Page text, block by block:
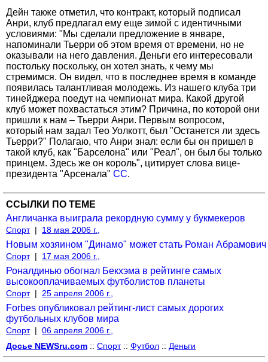
Дейн также отметил, что контракт, который подписал
Анри, клуб предлагал ему еще зимой с идентичными
условиями: "Мы сделали предложение в январе,
напоминали Тьерри об этом время от времени, но не
оказывали на него давления. Деньги его интересовали
постольку поскольку, он хотел знать, к чему мы
стремимся. Он видел, что в последнее время в команде
появилась талантливая молодежь. Из нашего клуба три
тинейджера поедут на чемпионат мира. Какой другой
клуб может похвастаться этим? Причина, по которой они
пришли к нам – Тьерри Анри. Первым вопросом,
который нам задал Тео Уолкотт, был "Останется ли здесь
Тьерри?" Полагаю, что Анри знал: если бы он пришел в
такой клуб, как "Барселона" или "Реал", он был бы только
принцем. Здесь же он король", цитирует слова вице-
президента "Арсенала" СС.
ССЫЛКИ ПО ТЕМЕ
Англичанка выиграла рекордную сумму у букмекеров
Спорт | 18 мая 2006 г.,
Новым хозяином "Динамо" может стать Роман Абрамович
Спорт | 17 мая 2006 г.,
Роналдинью обогнал Бекхэма в рейтинге самых
высокооплачиваемых футболистов планеты
Спорт | 25 апреля 2006 г.,
Forbes опубликовал рейтинг-лист самых дорогих
футбольных клубов мира
Спорт | 06 апреля 2006 г.,
Досье NEWSru.com :: Спорт:: Футбол :: Деньги